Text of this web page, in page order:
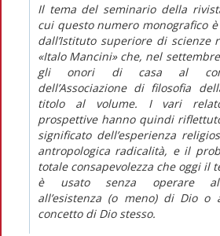
Il tema del seminario della
cui questo numero monografico
dall’Istituto superiore di scienze
«Italo Mancini» che, nel
gli onori di casa al
dell’Associazione di filosofia
titolo al volume. I vari
prospettive hanno quindi
significato dell’esperienza
antropologica radicalità, e il
totale consapevolezza che oggi il
è usato senza operare
all’esistenza (o meno) di Dio o
concetto di Dio stesso.